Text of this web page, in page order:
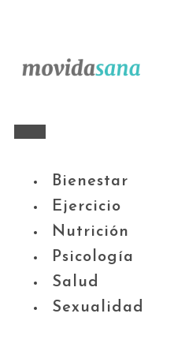
Bienestar
Ejercicio
Nutrición
Psicología
Salud
Sexualidad